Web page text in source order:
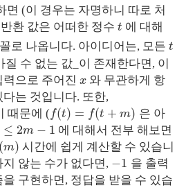
면 (이 경우는 자명하니 따로 처
환 값은 어떠한 정수 t 에 대해
꼴로 나옵니다. 아이디어는, 모든t
질 수 없는 값_이 존재한다면, 이
으로 주어진 x 와 무관하게 항
는 것입니다. 또한,
때문에 ( f(t) = f(t + m) 은 아
≤ 2m − 1 에 대해서 전부 해보면
(m) 시간에 쉽게 계산할 수 있습니
않는 수가 없다면, −1 을 출력
구현하면, 정답을 받을 수 있습